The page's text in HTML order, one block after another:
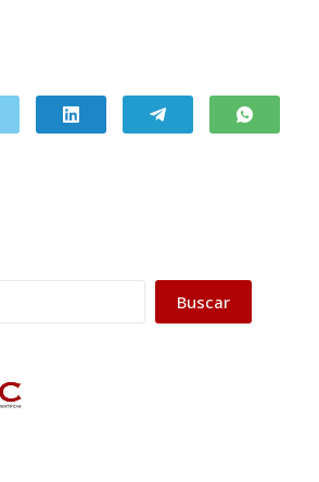
Buscar